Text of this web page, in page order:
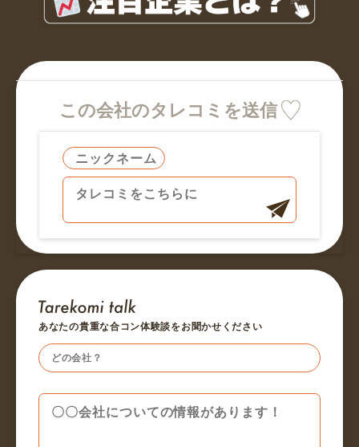
この会社のタレコミを送信
あなたの貴重な合コン体験談をお聞かせください